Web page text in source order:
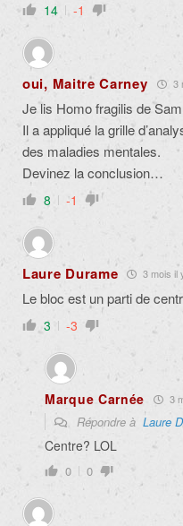
14 -1
oui, Maitre Carney 3
Je lis Homo fragilis de
Il a appliqué la grille
des maladies mentales.
Devinez la conclusion…
8 -1
Laure Durame 3 mois il
Le bloc est un parti de
3 -3
Marque Carnée 3
Répondre à Laure
Centre? LOL
0 0